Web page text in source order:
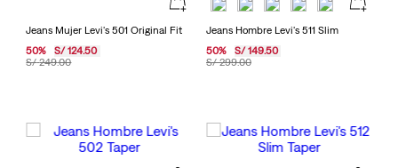
Jeans Mujer Levi's 501 Original Fit
S/ 249.00
50% S/ 124.50
Jeans Hombre Levi's 511 Slim
S/ 299.00
50% S/ 149.50